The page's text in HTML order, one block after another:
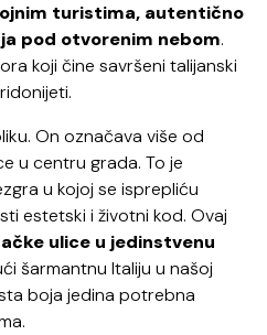
turistima, autentično
pod otvorenim nebom.
koji čine savršeni talijanski
On označava više od
u centru grada. To je
u kojoj se isprepliću
estetski i životni kod. Ovaj
ulice u jedinstvenu
šarmantnu Italiju u našoj
boja jedina potrebna